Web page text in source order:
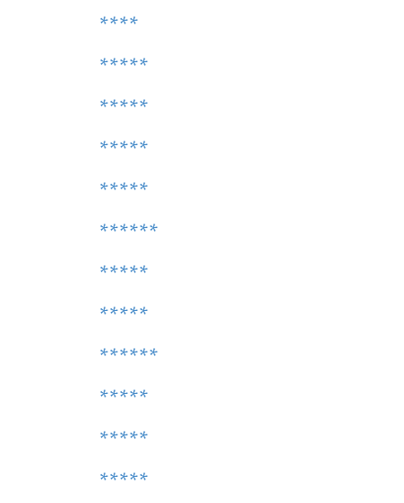
****
*****
*****
*****
*****
******
*****
*****
******
*****
*****
*****